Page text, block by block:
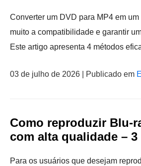
Converter um DVD para MP4 em
muito a compatibilidade e garantir
Este artigo apresenta 4 métodos
03 de julho de 2026 | Publicado em
Como reproduzir Blu-
com alta qualidade –
Para os usuários que desejam